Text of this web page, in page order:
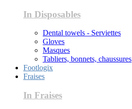
In Disposables
Dental towels - Serviettes
Gloves
Masques
Tabliers, bonnets, chaussures
Footlogix
Fraises
In Fraises